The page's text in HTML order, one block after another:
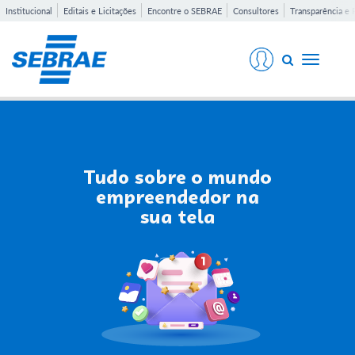
Institucional Editais e Licitações Encontre o SEBRAE Consultores Transparência e
Toggle